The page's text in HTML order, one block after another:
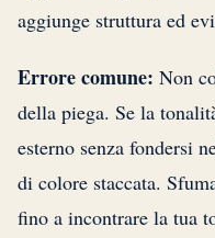
aggiunge struttura ed
Errore comune: Non
della piega. Se la
esterno senza fondersi
di colore staccata.
fino a incontrare la tua